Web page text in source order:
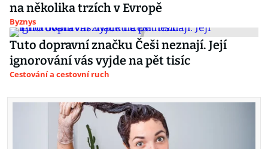
na několika trzích v Evropě
Byznys
Tuto dopravní značku Češi neznají. Její
ignorování vás vyjde na pět tisíc
Cestování a cestovní ruch